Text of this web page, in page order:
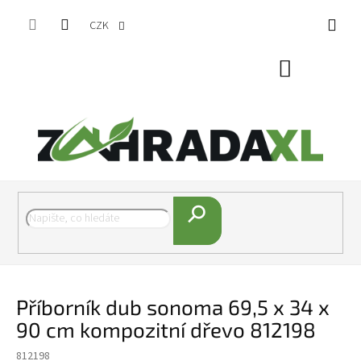
CZK
Hledat
Příborník dub sonoma 69,5 x 34 x
90 cm kompozitní dřevo 812198
812198